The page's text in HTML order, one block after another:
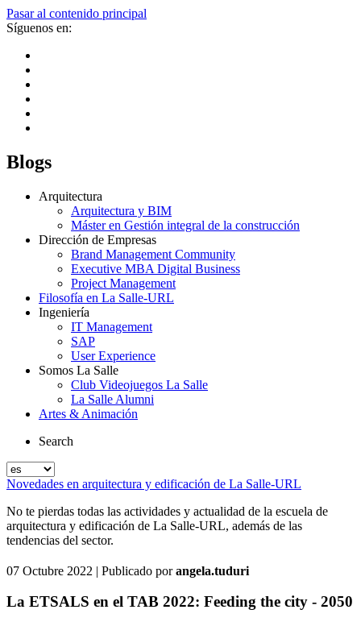
Pasar al contenido principal
Síguenos en:
Blogs
Arquitectura
Arquitectura y BIM
Máster en Gestión integral de la construcción
Dirección de Empresas
Brand Management Community
Executive MBA Digital Business
Project Management
Filosofía en La Salle-URL
Ingeniería
IT Management
SAP
User Experience
Somos La Salle
Club Videojuegos La Salle
La Salle Alumni
Artes & Animación
Search
Novedades en arquitectura y edificación de La Salle-URL
No te pierdas todas las actividades y actualidad de la escuela de
arquitectura y edificación de La Salle-URL, además de las
tendencias del sector.
07 Octubre 2022 | Publicado porangela.tuduri
La ETSALS en el TAB 2022: Feeding the city - 2050